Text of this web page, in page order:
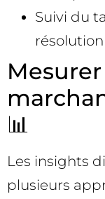
Suivi du
📊
Les insights
plusieurs